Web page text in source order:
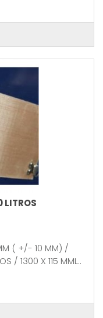
LITROS
( +/- 10 MM) /
/ 1300 X 115 MML..